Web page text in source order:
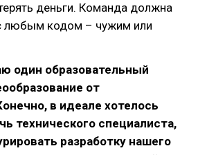
деньги. Команда должна
любым кодом – чужим или
один образовательный
от
в идеале хотелось
технического специалиста,
разработку нашего